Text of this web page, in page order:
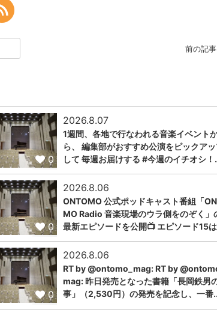
前の記事
0
2026.8.07
1週間、各地で行なわれる音楽イベント
ら、 編集部がおすすめ公演をピックア
して 毎週お届けする #今週のイチオシ
0
2026.8.06
ONTOMO 公式ポッドキャスト番組「
MO Radio 音楽現場のウラ側をのぞく」
最新エピソードを公開📺 エピソード15
0
2026.8.06
RT by @ontomo_mag: RT by
mag: 昨日発売となった書籍「長岡鉄男
事」（2,530円）の発売を記念し、一番